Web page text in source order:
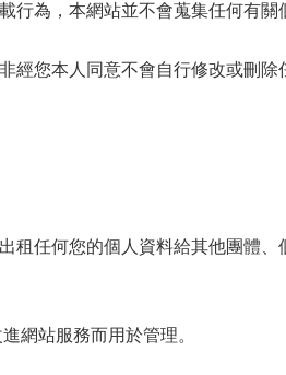
為，本網站並不會蒐集任何有關
您本人同意不會自行修改或刪
任何您的個人資料給其他團體、
網站服務而用於管理。